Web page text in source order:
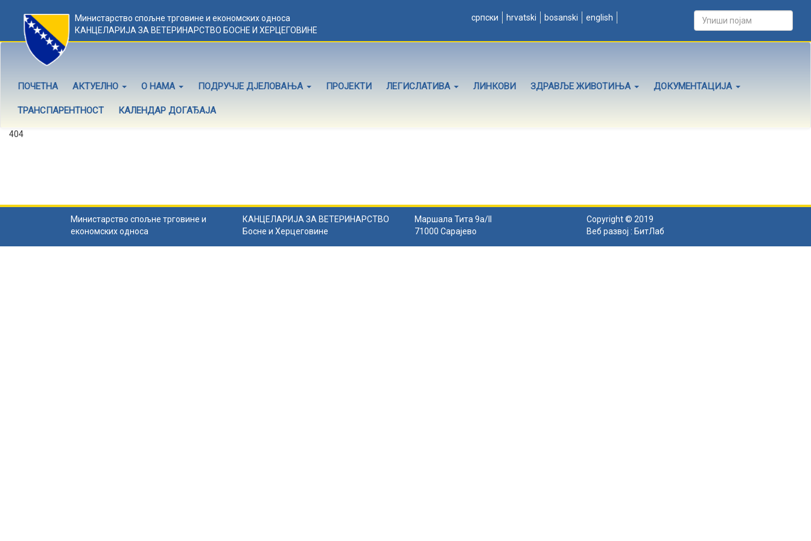
Министарство спољне трговине и економских односа
КАНЦЕЛАРИЈА ЗА ВЕТЕРИНАРСТВО БОСНЕ И ХЕРЦЕГОВИНЕ
српски hrvatski bosanski english
ПОЧЕТНА АКТУЕЛНО О НАМА ПОДРУЧЈЕ ДЈЕЛОВАЊА ПРОЈЕКТИ ЛЕГИСЛАТИВА ЛИНКОВИ ЗДРАВЉЕ ЖИВОТИЊА ДОКУМЕНТАЦИЈА
ТРАНСПАРЕНТНОСТ КАЛЕНДАР ДОГАЂАЈА
404
Министарство спољне трговине и
економских односа
КАНЦЕЛАРИЈА ЗА ВЕТЕРИНАРСТВО
Босне и Херцеговине
Маршала Тита 9а/II
71000 Сарајево
Copyright © 2019
Веб развој : БитЛаб